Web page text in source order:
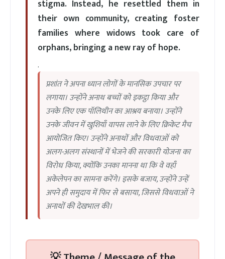
stigma. Instead, he resettled them in
their own community, creating foster
families where widows took care of
orphans, bringing a new ray of hope.
.
प्रशांत ने अपना ध्यान लोगों के मानसिक उपचार पर
लगाया। उन्होंने अनाथ बच्चों को इकट्ठा किया और
उनके लिए एक पॉलिथीन का आश्रय बनाया। उन्होंने
उनके जीवन में खुशियाँ वापस लाने के लिए क्रिकेट मैच
आयोजित किए। उन्होंने अनाथों और विधवाओं को
अलग-अलग संस्थानों में भेजने की सरकारी योजना का
विरोध किया, क्योंकि उनका मानना था कि वे वहाँ
अकेलेपन का सामना करेंगे। इसके बजाय, उन्होंने उन्हें
अपने ही समुदाय में फिर से बसाया, जिससे विधवाओं ने
अनाथों की देखभाल की।